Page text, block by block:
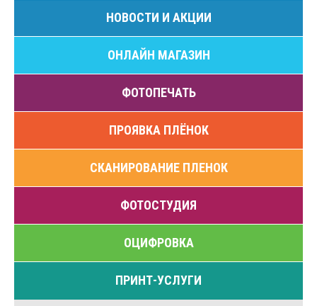
НОВОСТИ И АКЦИИ
ОНЛАЙН МАГАЗИН
ФОТОПЕЧАТЬ
ПРОЯВКА ПЛЁНОК
CКАНИРОВАНИЕ ПЛЕНОК
ФОТОСТУДИЯ
ОЦИФРОВКА
ПРИНТ-УСЛУГИ